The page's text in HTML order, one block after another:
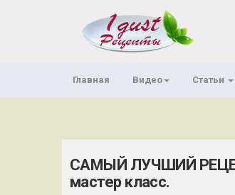
Главная Видео Статьи
САМЫЙ ЛУЧШИЙ
мастер класс.